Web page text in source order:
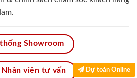
Showroom
viên tư vấn Dự toán Online